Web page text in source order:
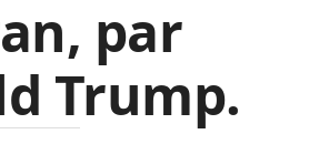
par
Trump.